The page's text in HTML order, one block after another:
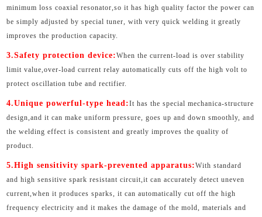
minimum loss coaxial resonator,so it has high quality factor the power can
be simply adjusted by special tuner, with very quick welding it greatly
improves the production capacity.
3.Safety protection device:When the current-load is over stability
limit value,over-load current relay automatically cuts off the high volt to
protect oscillation tube and rectifier.
4.Unique powerful-type head:It has the special mechanica-structure
design,and it can make uniform pressure, goes up and down smoothly, and
the welding effect is consistent and greatly improves the quality of
product.
5.High sensitivity spark-prevented apparatus:With standard
and high sensitive spark resistant circuit,it can accurately detect uneven
current,when it produces sparks, it can automatically cut off the high
frequency electricity and it makes the damage of the mold, materials and